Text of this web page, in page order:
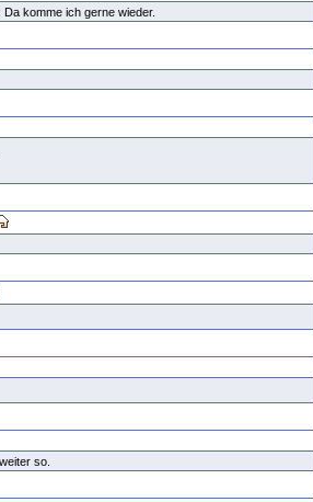
komme ich gerne wieder.
so.